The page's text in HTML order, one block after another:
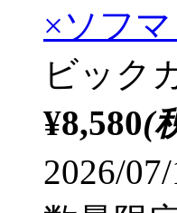
×ソフ
ビック
¥8,580(
2026/